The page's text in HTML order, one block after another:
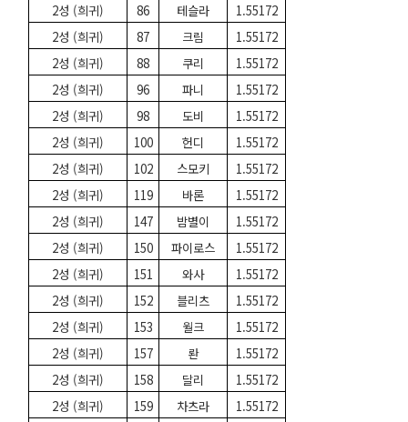
2성 (희귀)
86 테슬라
1.55172
2성 (희귀)
87 크림
1.55172
2성 (희귀)
88 쿠리
1.55172
2성 (희귀)
96 파니
1.55172
2성 (희귀)
98 도비
1.55172
2성 (희귀)
100 헌디
1.55172
2성 (희귀)
102 스모키
1.55172
2성 (희귀)
119 바론
1.55172
2성 (희귀)
147 밤별이
1.55172
2성 (희귀)
150 파이로스
1.55172
2성 (희귀)
151 와사
1.55172
2성 (희귀)
152 블리츠
1.55172
2성 (희귀)
153 월크
1.55172
2성 (희귀)
157 롼
1.55172
2성 (희귀)
158 달리
1.55172
2성 (희귀)
159 차츠라
1.55172